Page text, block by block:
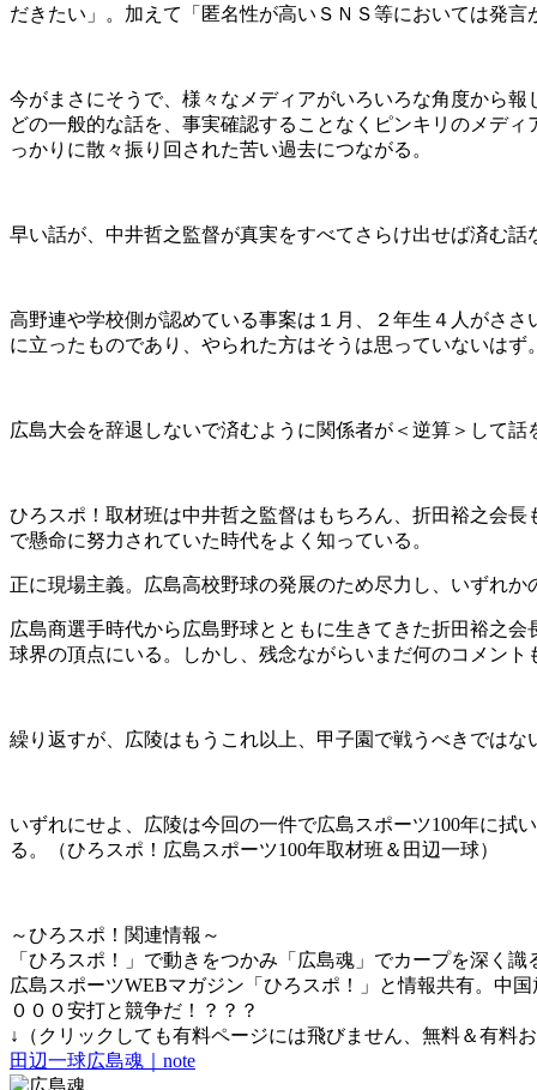
だきたい」。加えて「匿名性が高いＳＮＳ等においては発
今がまさにそうで、様々なメディアがいろいろな角度から
どの一般的な話を、事実確認することなくピンキリのメデ
っかりに散々振り回された苦い過去につながる。
早い話が、中井哲之監督が真実をすべてさらけ出せば済む話
高野連や学校側が認めている事案は１月、２年生４人がさ
に立ったものであり、やられた方はそうは思っていないは
広島大会を辞退しないで済むように関係者が＜逆算＞して
ひろスポ！取材班は中井哲之監督はもちろん、折田裕之会
で懸命に努力されていた時代をよく知っている。
正に現場主義。広島高校野球の発展のため尽力し、いずれ
広島商選手時代から広島野球とともに生きてきた折田裕之
球界の頂点にいる。しかし、残念ながらいまだ何のコメン
繰り返すが、広陵はもうこれ以上、甲子園で戦うべきでは
いずれにせよ、広陵は今回の一件で広島スポーツ100年に拭
る。（ひろスポ！広島スポーツ100年取材班＆田辺一球）
～ひろスポ！関連情報～
「ひろスポ！」で動きをつかみ「広島魂」でカープを深く識
広島スポーツWEBマガジン「ひろスポ！」と情報共有。中
０００安打と競争だ！？？？
↓（クリックしても有料ページには飛びません、無料＆有料
田辺一球広島魂｜note